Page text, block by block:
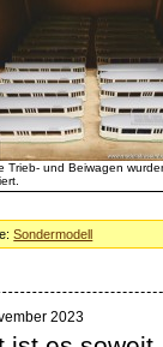
Trieb- und Beiwagen
Sondermodell
2023